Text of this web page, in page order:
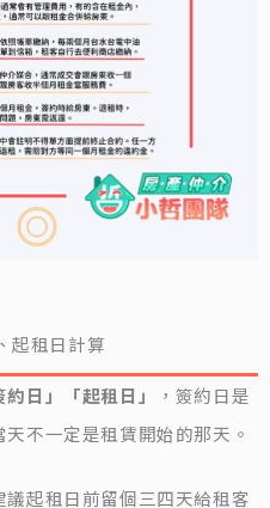
起租日計算
約日」「起租日」
，簽約日是
不一定是租賃開始的那天。
起租日前留個三四天給租客